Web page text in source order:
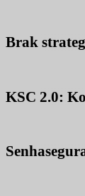
Brak
KSC 2.0: